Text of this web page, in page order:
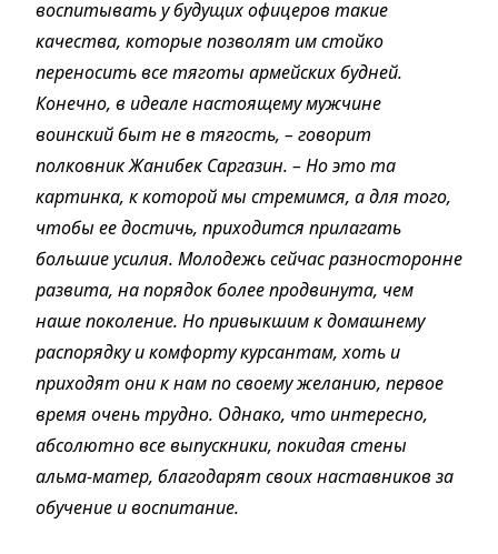
воспитывать у будущих офицеров такие
качества, которые позволят им стойко
переносить все тяготы армейских будней.
Конечно, в идеале настоящему мужчине
воинский быт не в тягость, – говорит
полковник Жанибек Саргазин. – Но это та
картинка, к которой мы стремимся, а для того,
чтобы ее достичь, приходится прилагать
большие усилия. Молодежь сейчас разносторонне
развита, на порядок более продвинута, чем
наше поколение. Но привыкшим к домашнему
распорядку и комфорту курсантам, хоть и
приходят они к нам по своему желанию, первое
время очень трудно. Однако, что интересно,
абсолютно все выпускники, покидая стены
альма-матер, благодарят своих наставников за
обучение и воспитание.